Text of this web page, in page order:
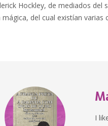
Hockley, de mediados del
del cual existían varias
I